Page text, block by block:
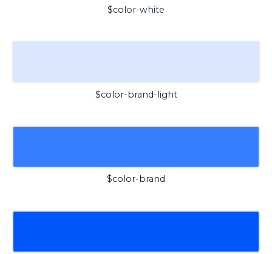
$color-white
$color-brand-light
$color-brand